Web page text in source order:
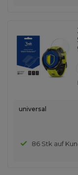
universal
86 Stk auf